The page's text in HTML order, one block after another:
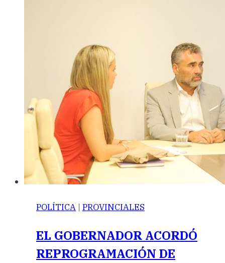
POLÍTICA | PROVINCIALES
EL GOBERNADOR ACORDÓ
REPROGRAMACIÓN DE